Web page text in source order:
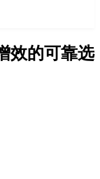
效的可靠选